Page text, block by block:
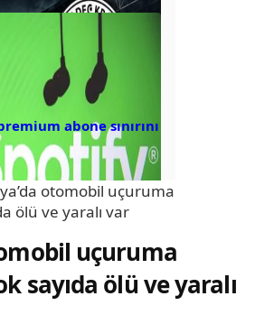
abone sınırını
otomobil uçuruma
ölü ve yaralı var
uçuruma
sayıda ölü ve yaralı